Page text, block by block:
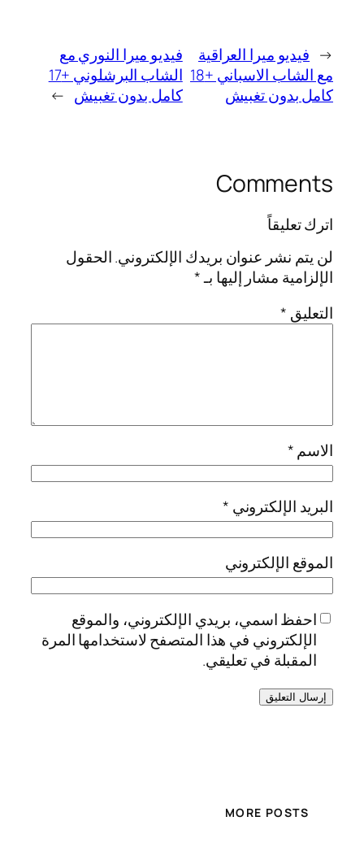
← فيديو ميرا العراقية
مع الشاب الاسباني +18
كامل بدون تغبيش
فيديو ميرا النوري مع
الشاب البرشلوني +17
كامل بدون تغبيش →
Comments
اترك تعليقاً
لن يتم نشر عنوان بريدك الإلكتروني.الحقول
الإلزامية مشار إليها بـ*
التعليق *
الاسم*
البريد الإلكتروني *
الموقع الإلكتروني
احفظ اسمي، بريدي الإلكتروني، والموقع
الإلكتروني في هذا المتصفح لاستخدامها المرة
المقبلة في تعليقي.
MORE POSTS